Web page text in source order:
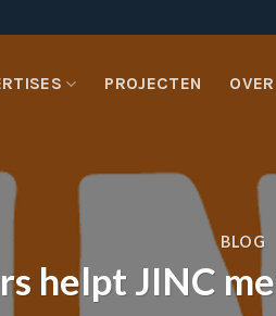
PROJECTEN
BLOG
helpt JINC